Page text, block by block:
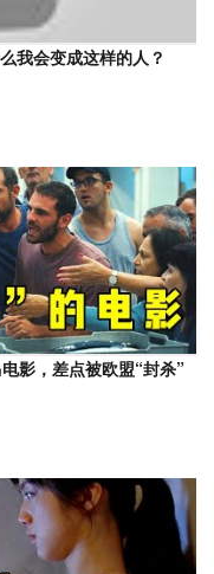
我会变成这样的人？
影，差点被欧盟“封杀”